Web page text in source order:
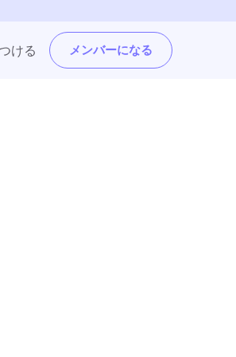
ける メンバーになる